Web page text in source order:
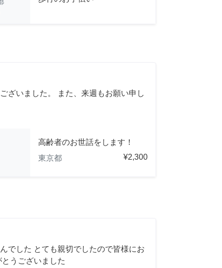
ざいました。 また、来週もお願い申し
高齢者のお世話をします！
東京都
¥2,300
でした とても親切でしたので皆様にお
うございました